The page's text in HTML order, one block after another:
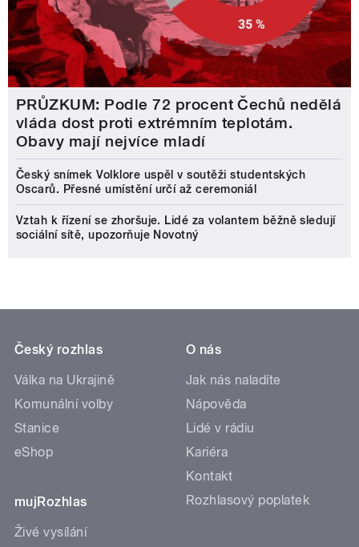
PRŮZKUM: Podle 72 procent Čechů nedělá
vláda dost proti extrémním teplotám.
Obavy mají nejvíce mladí
Český snímek Volklore uspěl v soutěži studentských
Oscarů. Přesné umístění určí až ceremoniál
Vztah k řízení se zhoršuje. Lidé za volantem běžně sledují
sociální sítě, upozorňuje Novotný
Český rozhlas
Válka na Ukrajině
Komunální volby
Stanice
eShop
mujRozhlas
Živé vysílání
O nás
Jak nás naladíte
Nápověda
Lidé v rádiu
Kariéra
Kontakt
Rozhlasový poplatek